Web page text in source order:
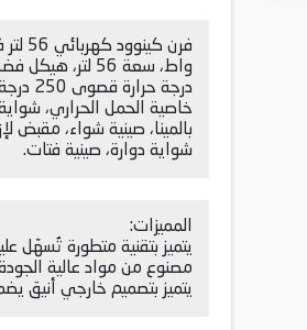
درجة
خاصية الحمل الحراري،
بالمينا، صينية شواء، مقبض
شواية دوارة، صينية فتات.
المميزات:
يتميز بتقنية متطورة تُسهّل
مصنوع من مواد عالية
يتميز بتصميم خارجي أنيق